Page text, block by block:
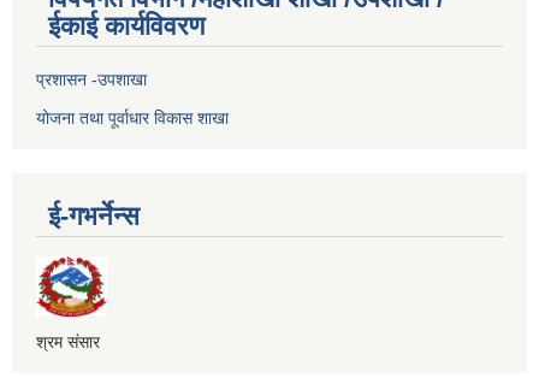
ईकाई कार्यविवरण
प्रशासन -उपशाखा
योजना तथा पूर्वाधार विकास शाखा
ई-गभर्नेन्स
श्रम संसार